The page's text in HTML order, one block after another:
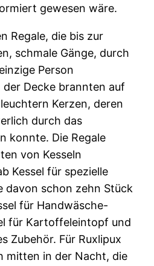
gewesen wäre.
Regale, die bis zur
schmale Gänge, durch
Person
Decke brannten auf
Kerzen, deren
durch das
konnte. Die Regale
von Kesseln
Kessel für spezielle
davon schon zehn Stück
für Handwäsche-
für Kartoffeleintopf und
Zubehör. Für Ruxlipux
mitten in der Nacht, die